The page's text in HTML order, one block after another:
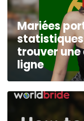
Mariées
trouver une
ligne